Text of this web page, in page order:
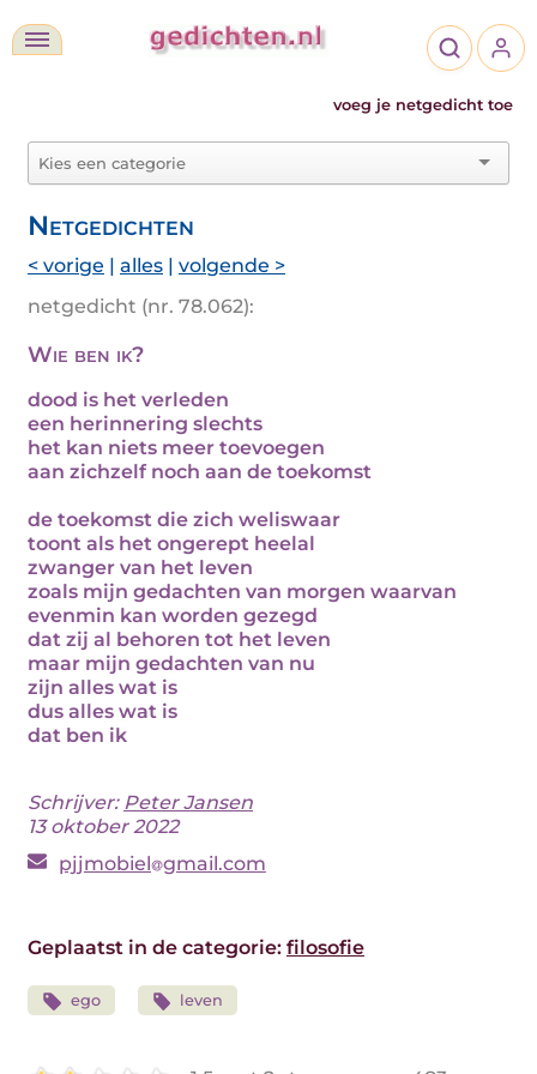
voeg je netgedicht toe
Netgedichten
< vorige | alles | volgende >
netgedicht (nr. 78.062):
Wie ben ik?
dood is het verleden
een herinnering slechts
het kan niets meer toevoegen
aan zichzelf noch aan de toekomst
de toekomst die zich weliswaar
toont als het ongerept heelal
zwanger van het leven
zoals mijn gedachten van morgen waarvan
evenmin kan worden gezegd
dat zij al behoren tot het leven
maar mijn gedachten van nu
zijn alles wat is
dus alles wat is
dat ben ik
Schrijver: Peter Jansen
13 oktober 2022
pjjmobiel gmail.com
Geplaatst in de categorie: filosofie
ego leven